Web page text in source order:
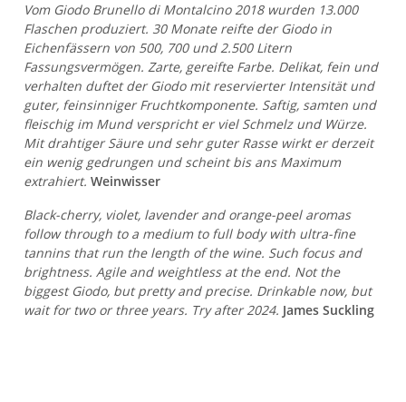
Vom Giodo Brunello di Montalcino 2018 wurden 13.000
Flaschen produziert. 30 Monate reifte der Giodo in
Eichenfässern von 500, 700 und 2.500 Litern
Fassungsvermögen. Zarte, gereifte Farbe. Delikat, fein und
verhalten duftet der Giodo mit reservierter Intensität und
guter, feinsinniger Fruchtkomponente. Saftig, samten und
fleischig im Mund verspricht er viel Schmelz und Würze.
Mit drahtiger Säure und sehr guter Rasse wirkt er derzeit
ein wenig gedrungen und scheint bis ans Maximum
extrahiert.Weinwisser
Black-cherry, violet, lavender and orange-peel aromas
follow through to a medium to full body with ultra-fine
tannins that run the length of the wine. Such focus and
brightness. Agile and weightless at the end. Not the
biggest Giodo, but pretty and precise. Drinkable now, but
wait for two or three years. Try after 2024. James Suckling